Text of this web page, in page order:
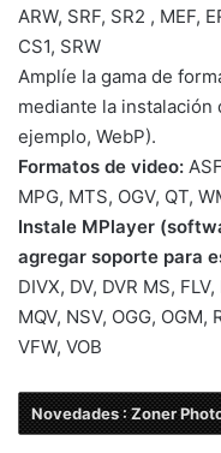
ARW, SRF, SR2 , MEF,
CS1, SRW
Amplíe la gama de
mediante la instalación
ejemplo, WebP).
Formatos de video:
MPG, MTS, OGV, QT,
Instale MPlayer
agregar soporte para
DIVX, DV, DVR MS,
MQV, NSV, OGG, OGM,
VFW, VOB
Novedades : Zoner